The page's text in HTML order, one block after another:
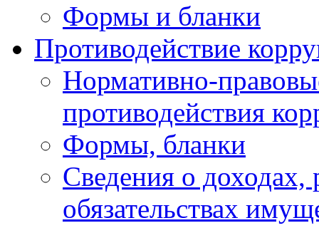
Формы и бланки
Противодействие
Нормативно-
противодействия
Формы, бланки
Сведения о доходах,
обязательствах